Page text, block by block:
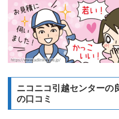
ニコニコ引越センターの
の口コミ